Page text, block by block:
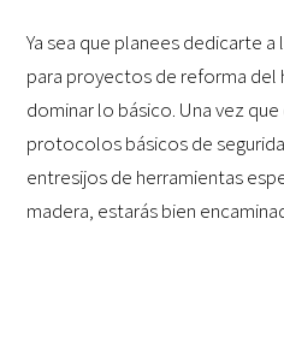
Ya sea que planees dedicarte
para proyectos de reforma del
dominar lo básico. Una vez
protocolos básicos de
entresijos de herramientas
madera, estarás bien